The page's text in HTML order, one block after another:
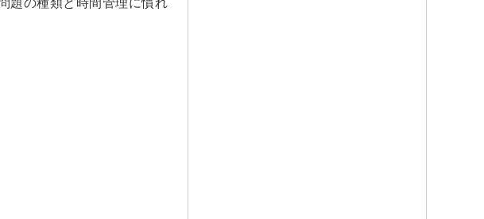
題の種類と時間管理に慣れ